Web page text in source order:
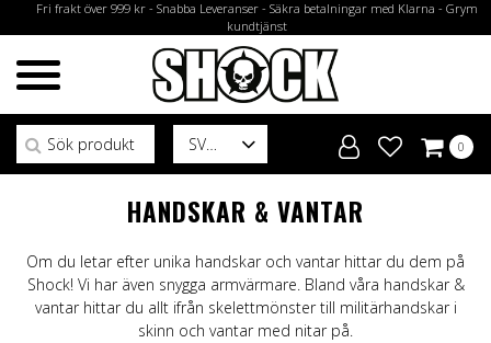
Fri frakt över 999 kr - Snabba Leveranser - Säkra betalningar med Klarna - Grym
kundtjänst
SV
Sök efter:
0
HANDSKAR & VANTAR
Om du letar efter unika handskar och vantar hittar du dem på
Shock! Vi har även snygga armvärmare. Bland våra handskar &
vantar hittar du allt ifrån skelettmönster till militärhandskar i
skinn och vantar med nitar på.